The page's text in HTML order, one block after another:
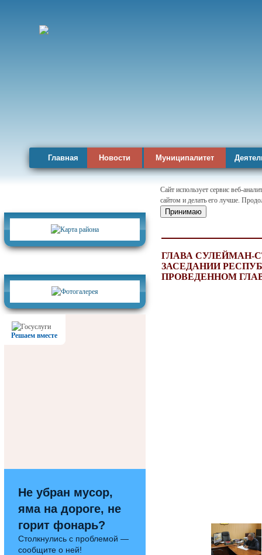
Главная Новости Муниципалитет
Решаем вместе
Не убран мусор,
яма на дороге, не
горит фонарь?
Столкнулись с проблемой —
сообщите о ней!
Сайт использует сервис веб-
сайтом и делать его лучше.
Принимаю
ГЛАВА СУЛЕЙМАН-
ЗАСЕДАНИИ
ПРОВЕДЕННОМ